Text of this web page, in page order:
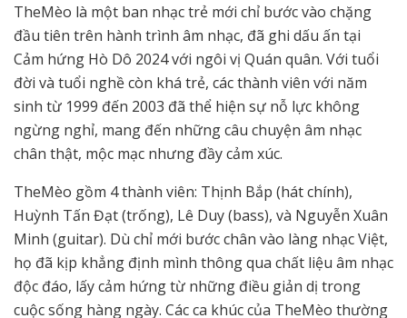
TheMèo là một ban nhạc trẻ mới chỉ bước vào chặng
đầu tiên trên hành trình âm nhạc, đã ghi dấu ấn tại
Cảm hứng Hò Dô 2024 với ngôi vị Quán quân. Với tuổi
đời và tuổi nghề còn khá trẻ, các thành viên với năm
sinh từ 1999 đến 2003 đã thể hiện sự nỗ lực không
ngừng nghỉ, mang đến những câu chuyện âm nhạc
chân thật, mộc mạc nhưng đầy cảm xúc.
TheMèo gồm 4 thành viên: Thịnh Bắp (hát chính),
Huỳnh Tấn Đạt (trống), Lê Duy (bass), và Nguyễn Xuân
Minh (guitar). Dù chỉ mới bước chân vào làng nhạc Việt,
họ đã kịp khẳng định mình thông qua chất liệu âm nhạc
độc đáo, lấy cảm hứng từ những điều giản dị trong
cuộc sống hàng ngày. Các ca khúc của TheMèo thường